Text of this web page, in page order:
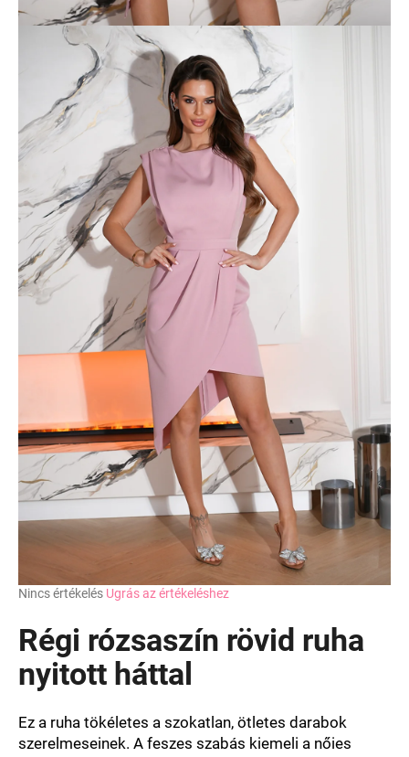
A
átlagos
értékelése
csillag.
Nincs értékelés Ugrás az értékeléshez
Régi rózsaszín rövid ruha
nyitott háttal
Ez a ruha tökéletes a szokatlan, ötletes darabok
szerelmeseinek. A feszes szabás kiemeli a nőies